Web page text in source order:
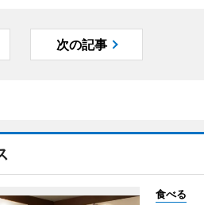
次の記事
食べる